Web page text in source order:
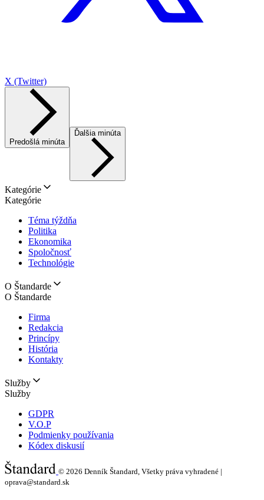
X (Twitter)
Predošlá minúta
Ďalšia minúta
Kategórie
Kategórie
Téma týždňa
Politika
Ekonomika
Spoločnosť
Technológie
O Štandarde
O Štandarde
Firma
Redakcia
Princípy
História
Kontakty
Služby
Služby
GDPR
V.O.P
Podmienky používania
Kódex diskusií
© 2026 Denník Štandard, Všetky práva vyhradené |
oprava@standard.sk